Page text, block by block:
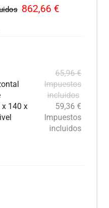
862,66 €
140 x
65,96€
Impuestos
incluidos
59,36 €
Impuestos
incluidos